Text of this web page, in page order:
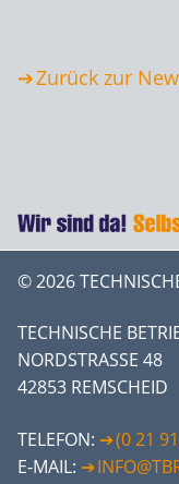
Zurück zur
© 2026
TECHNISCHE
NORDSTRASSE 48
42853 REMSCHEID
TELEFON:
(0 21
E-MAIL: